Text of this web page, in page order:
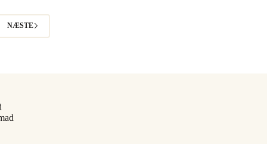
NÆSTE